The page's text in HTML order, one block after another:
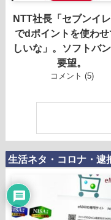
NTT社長「セブンイ
でdポイントを使わ
しいな」。ソフトバ
要望。
コメント (5)
生活ネタ・コロナ・逮